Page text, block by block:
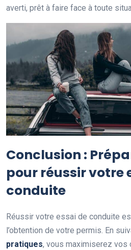
averti, prêt à faire face à toute
Conclusion :
pour réussir votre
conduite
Réussir votre essai de conduite
l’obtention de votre permis. En
pratiques, vous maximiserez vos